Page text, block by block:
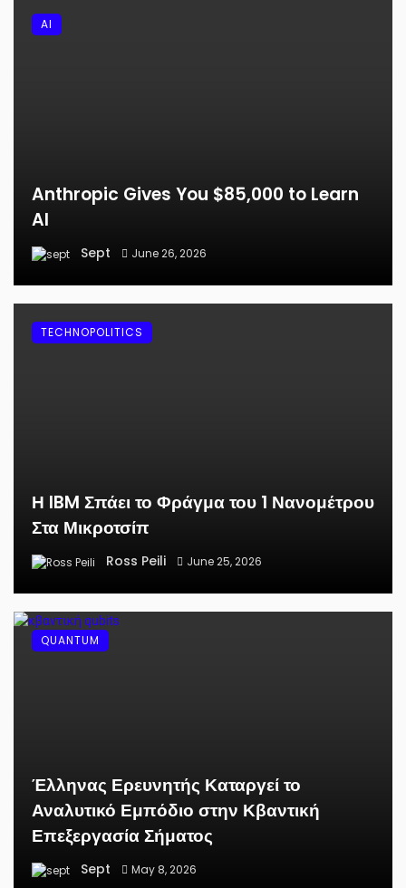
Anthropic Gives You $85,000 to Learn
AI
Sept June 26, 2026
AI
Η IBM Σπάει το Φράγμα του 1 Νανομέτρου
Στα Μικροτσίπ
Ross Peili June 25, 2026
TECHNOPOLITICS
Έλληνας Ερευνητής Καταργεί το
Αναλυτικό Εμπόδιο στην Κβαντική
Επεξεργασία Σήματος
Sept May 8, 2026
QUANTUM